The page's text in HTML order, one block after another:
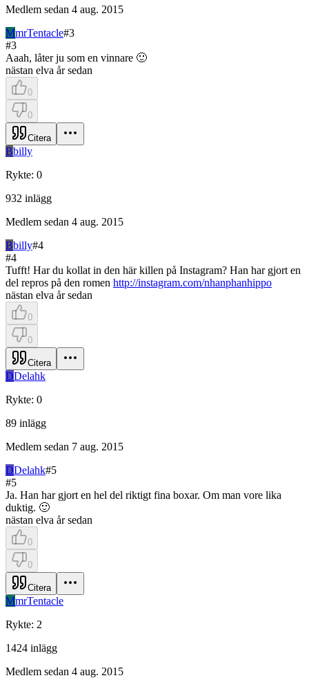
Medlem sedan 4 aug. 2015
MmrTentacle#3
#3
Aaah, låter ju som en vinnare 🙂
nästan elva år sedan
0
0
Citera
Bbilly
Rykte: 0
932 inlägg
Medlem sedan 4 aug. 2015
Bbilly#4
#4
Tufft! Har du kollat in den här killen på Instagram? Han har gjort en
del repros på den romen http://instagram.com/nhanphanhippo
nästan elva år sedan
0
0
Citera
DDelahk
Rykte: 0
89 inlägg
Medlem sedan 7 aug. 2015
DDelahk#5
#5
Ja. Han har gjort en hel del riktigt fina boxar. Om man vore lika
duktig. 🙂
nästan elva år sedan
0
0
Citera
MmrTentacle
Rykte: 2
1424 inlägg
Medlem sedan 4 aug. 2015